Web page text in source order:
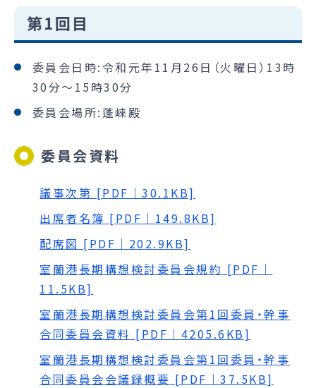
第1回目
委員会日時:令和元年11月26日（火曜日）13時
30分～15時30分
委員会場所:蓬崍殿
委員会資料
議事次第 [PDF｜30.1KB]
出席者名簿 [PDF｜149.8KB]
配席図 [PDF｜202.9KB]
室蘭港長期構想検討委員会規約 [PDF｜
11.5KB]
室蘭港長期構想検討委員会第1回委員・幹事
合同委員会資料 [PDF｜4205.6KB]
室蘭港長期構想検討委員会第1回委員・幹事
合同委員会会議録概要 [PDF｜37.5KB]